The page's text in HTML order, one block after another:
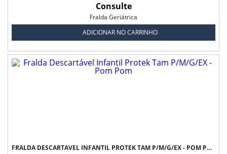
Consulte
Fralda Geriátrica
ADICIONAR NO CARRINHO
FRALDA DESCARTÁVEL INFANTIL PROTEK TAM P/M/G/EX - POM POM